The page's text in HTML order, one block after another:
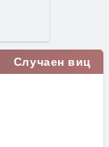
Случаен виц